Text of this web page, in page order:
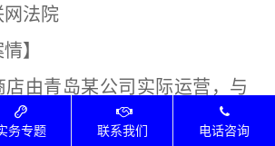
法院
】
由青岛某公司实际运营，与
信小程序由被告北京某电子商
务专题 联系我们 电话咨询